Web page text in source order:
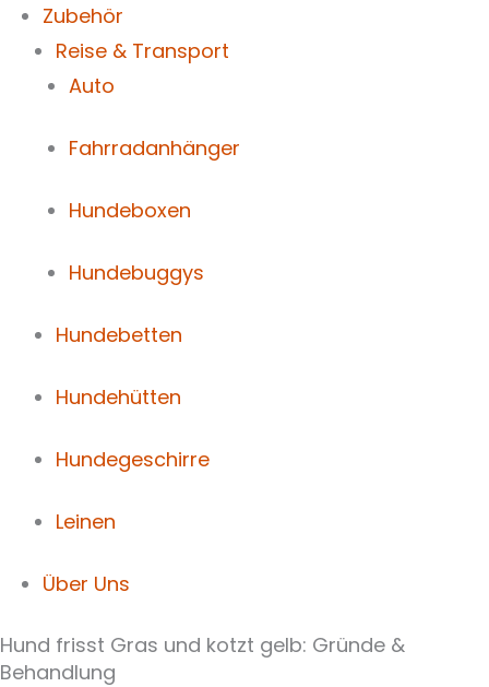
Zubehör
Reise & Transport
Auto
Fahrradanhänger
Hundeboxen
Hundebuggys
Hundebetten
Hundehütten
Hundegeschirre
Leinen
Über Uns
Hund frisst Gras und kotzt gelb: Gründe &
Behandlung